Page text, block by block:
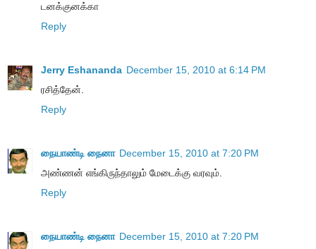
டனக்குனக்கா
Reply
Jerry Eshananda December 15, 2010 at 6:14 PM
ரசித்தேன்.
Reply
நையாண்டி நைனா December 15, 2010 at 7:20 PM
அண்ணன் எங்கிருந்தாலும் மேடைக்கு வரவும்.
Reply
நையாண்டி நைனா December 15, 2010 at 7:20 PM